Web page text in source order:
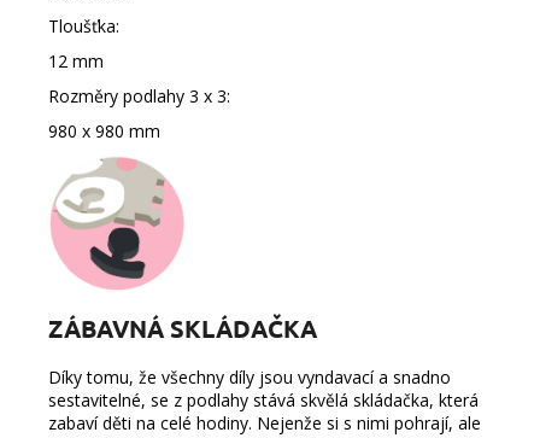
Tloušťka:
12 mm
Rozměry podlahy 3 x 3:
980 x 980 mm
ZÁBAVNÁ SKLÁDAČKA
Díky tomu, že všechny díly jsou vyndavací a snadno
sestavitelné, se z podlahy stává skvělá skládačka, která
zabaví děti na celé hodiny. Nejenže si s nimi pohrají, ale